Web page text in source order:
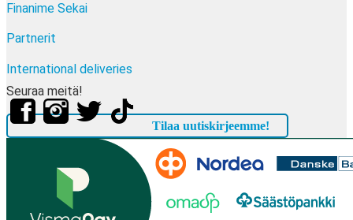
Finanime Sekai
Partnerit
International deliveries
Seuraa meitä!
Tilaa uutiskirjeemme!